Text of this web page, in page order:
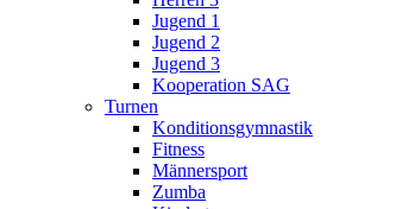
Jugend 1
Jugend 2
Jugend 3
Kooperation SAG
Turnen
Konditionsgymnastik
Fitness
Männersport
Zumba